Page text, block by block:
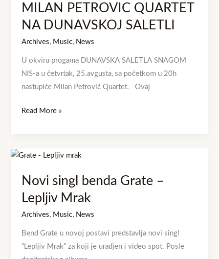
MILAN PETROVIC QUARTET
NA DUNAVSKOJ SALETLI
Archives, Music, News
U okviru progama DUNAVSKA SALETLA SNAGOM
NIS-a u četvrtak, 25.avgusta, sa početkom u 20h
nastupiće Milan Petrović Quartet. Ovaj
QUARTET
NA
Read More »
Novi singl benda Grate –
Lepljiv Mrak
Archives, Music, News
Bend Grate u novoj postavi predstavlja novi singl
“Lepljiv Mrak” za koji je uradjen i video spot. Posle
Novi
benda
Grate
Mrak